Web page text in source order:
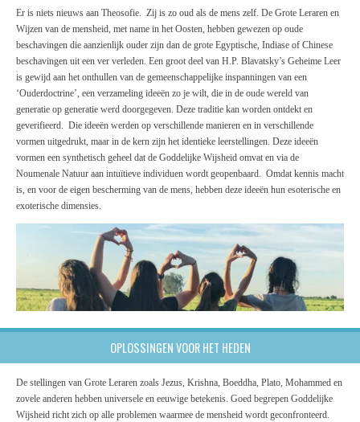
Er is niets nieuws aan Theosofie. Zij is zo oud als de mens zelf. De Grote Leraren en
Wijzen van de mensheid, met name in het Oosten, hebben gewezen op oude
beschavingen die aanzienlijk ouder zijn dan de grote Egyptische, Indiase of Chinese
beschavingen uit een ver verleden. Een groot deel van H.P. Blavatsky’s Geheime Leer
is gewijd aan het onthullen van de gemeenschappelijke inspanningen van een
‘Ouderdoctrine’, een verzameling ideeën zo je wilt, die in de oude wereld van
generatie op generatie werd doorgegeven. Deze traditie kan worden ontdekt en
geverifieerd. Die ideeën werden op verschillende manieren en in verschillende
vormen uitgedrukt, maar in de kern zijn het identieke leerstellingen. Deze ideeën
vormen een synthetisch geheel dat de Goddelijke Wijsheid omvat en via de
Noumenale Natuur aan intuïtieve individuen wordt geopenbaard. Omdat kennis macht
is, en voor de eigen bescherming van de mens, hebben deze ideeën hun esoterische en
exoterische dimensies.
OPLOSSINGEN VOOR HET HEDEN
De stellingen van Grote Leraren zoals Jezus, Krishna, Boeddha, Plato, Mohammed en
zovele anderen hebben universele en eeuwige betekenis. Goed begrepen Goddelijke
Wijsheid richt zich op alle problemen waarmee de mensheid wordt geconfronteerd.